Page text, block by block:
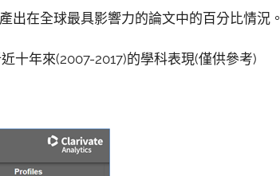
出在全球最具影響力的論文中的百分比情況。
十年來(2007-2017)的學科表現(僅供參考)